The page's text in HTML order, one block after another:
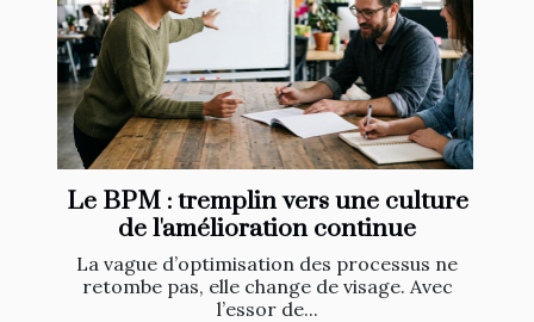
Le BPM : tremplin vers une culture
de l'amélioration continue
La vague d’optimisation des processus ne
retombe pas, elle change de visage. Avec
l’essor de...